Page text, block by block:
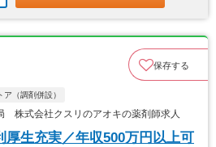
保存する
ア（調剤併設）
株式会社クスリのアオキの薬剤師求人
厚生充実／年収500万円以上可